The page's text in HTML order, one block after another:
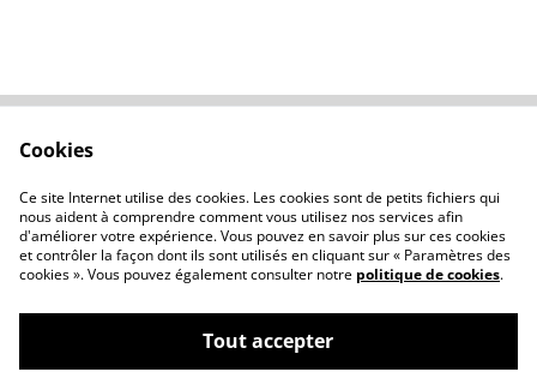
Politique de
confidentialité
Politique de cookies
©2026Essential-details.com
Cookies
Ce site Internet utilise des cookies. Les cookies sont de petits fichiers qui
nous aident à comprendre comment vous utilisez nos services afin
d'améliorer votre expérience. Vous pouvez en savoir plus sur ces cookies
et contrôler la façon dont ils sont utilisés en cliquant sur « Paramètres des
cookies ». Vous pouvez également consulter notre politique de cookies.
Tout accepter